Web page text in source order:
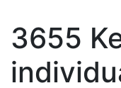
3655